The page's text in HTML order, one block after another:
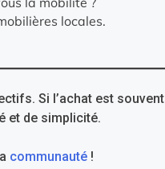
locales.
Si l’achat est souvent
et de simplicité.
communauté!